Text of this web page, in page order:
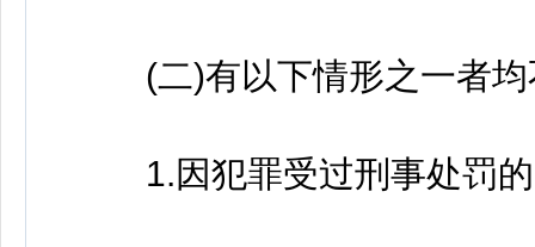
(二)有以下情形之一者均
1.因犯罪受过刑事处罚